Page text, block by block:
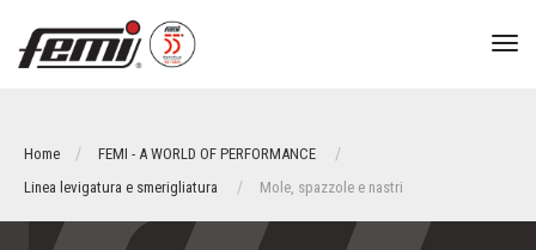
Home
FEMI - A WORLD OF PERFORMANCE
Linea levigatura e smerigliatura
Mole, spazzole e nastri